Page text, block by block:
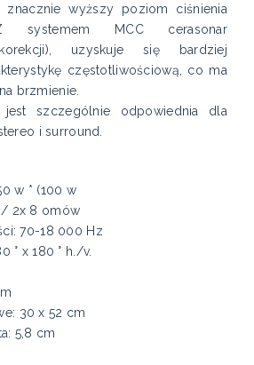
wyższy poziom ciśnienia
systemem MCC cerasonar
uzyskuje się bardziej
częstotliwościową, co ma
brzmienie.
jest szczególnie odpowiednia dla
i surround.
w * (100 w
/ 2x 8 omów
70-18 000 Hz
° x 180 ° h./v.
30 x 52 cm
5,8 cm